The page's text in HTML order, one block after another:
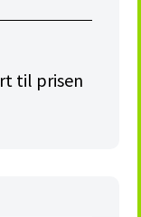
til prisen